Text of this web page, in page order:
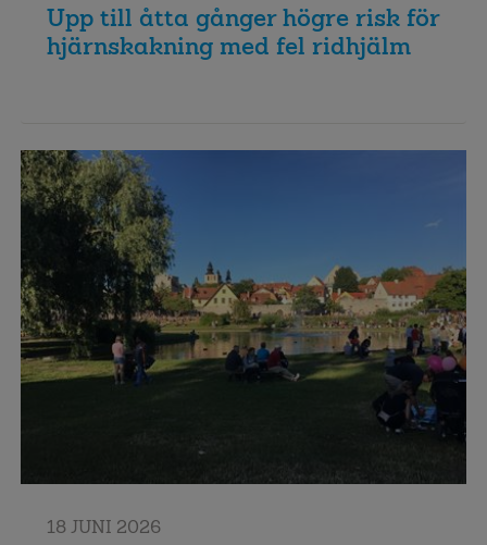
Upp till åtta gånger högre risk för
hjärnskakning med fel ridhjälm
18 JUNI 2026